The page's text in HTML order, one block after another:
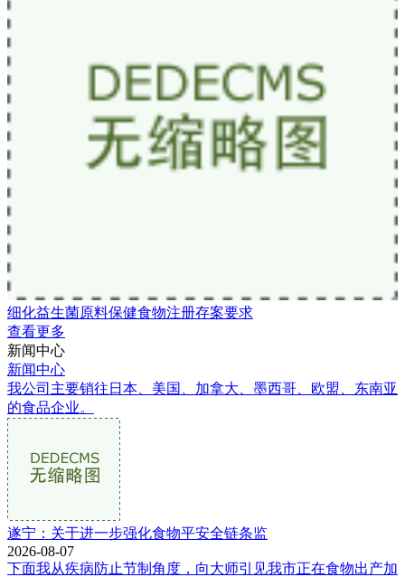
细化益生菌原料保健食物注册存案要求
查看更多
新闻中心
新闻中心
我公司主要销往日本、美国、加拿大、墨西哥、欧盟、东南亚
的食品企业。
遂宁：关于进一步强化食物平安全链条监
2026-08-07
下面我从疾病防止节制角度，向大师引见我市正在食物出产加